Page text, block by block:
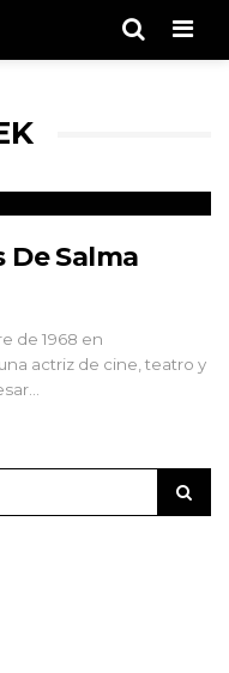
De Salma
de 1968 en
actriz de cine, teatro y